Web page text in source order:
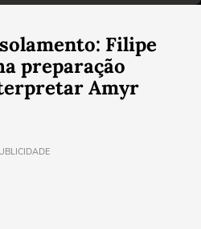
Filipe
preparação
Amyr